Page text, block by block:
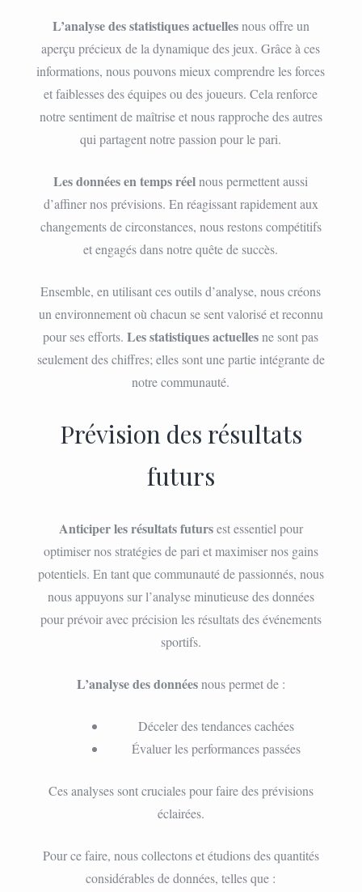
L’analyse des statistiques actuellesnous offre un
aperçu précieux de la dynamique des jeux. Grâce à ces
informations, nous pouvons mieux comprendre les forces
et faiblesses des équipes ou des joueurs. Cela renforce
notre sentiment de maîtrise et nous rapproche des autres
qui partagent notre passion pour le pari.
Les données en temps réelnous permettent aussi
d’affiner nos prévisions. En réagissant rapidement aux
changements de circonstances, nous restons compétitifs
et engagés dans notre quête de succès.
Ensemble, en utilisant ces outils d’analyse, nous créons
un environnement où chacun se sent valorisé et reconnu
pour ses efforts.Les statistiques actuellesne sont pas
seulement des chiffres; elles sont une partie intégrante de
notre communauté.
Prévision des résultats
futurs
Anticiper les résultats futursest essentiel pour
optimiser nos stratégies de pari et maximiser nos gains
potentiels. En tant que communauté de passionnés, nous
nous appuyons sur l’analyse minutieuse des données
pour prévoir avec précision les résultats des événements
sportifs.
L’analyse des donnéesnous permet de :
Déceler des tendances cachées
Évaluer les performances passées
Ces analyses sont cruciales pour faire des prévisions
éclairées.
Pour ce faire, nous collectons et étudions des quantités
considérables de données, telles que :